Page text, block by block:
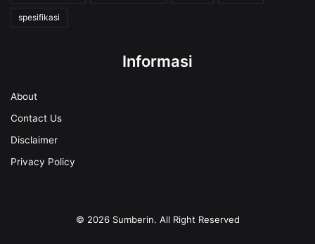
spesifikasi
Informasi
About
Contact Us
Disclaimer
Privacy Policy
© 2026 Sumberin. All Right Reserved